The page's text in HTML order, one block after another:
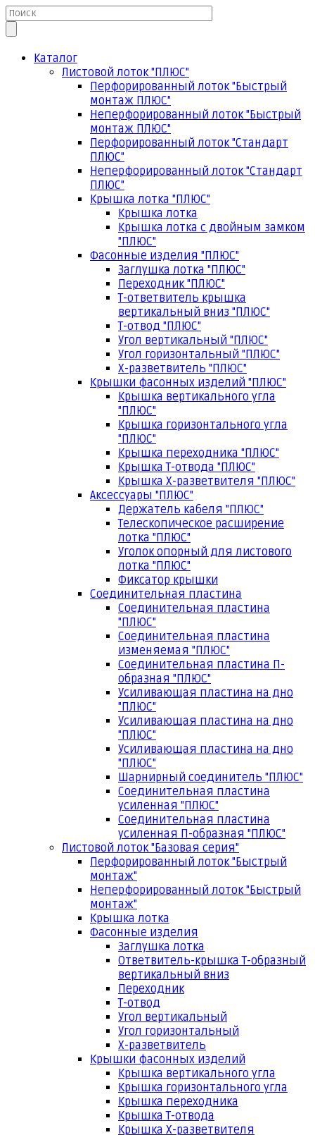
Каталог
Листовой лоток "ПЛЮС"
Перфорированный лоток "Быстрый
монтаж ПЛЮС"
Неперфорированный лоток "Быстрый
монтаж ПЛЮС"
Перфорированный лоток "Стандарт
ПЛЮС"
Неперфорированный лоток "Стандарт
ПЛЮС"
Крышка лотка "ПЛЮС"
Крышка лотка
Крышка лотка с двойным замком
"ПЛЮС"
Фасонные изделия "ПЛЮС"
Заглушка лотка "ПЛЮС"
Переходник "ПЛЮС"
Т-ответвитель крышка
вертикальный вниз "ПЛЮС"
Т-отвод "ПЛЮС"
Угол вертикальный "ПЛЮС"
Угол горизонтальный "ПЛЮС"
Х-разветвитель "ПЛЮС"
Крышки фасонных изделий "ПЛЮС"
Крышка вертикального угла
"ПЛЮС"
Крышка горизонтального угла
"ПЛЮС"
Крышка переходника "ПЛЮС"
Крышка Т-отвода "ПЛЮС"
Крышка Х-разветвителя "ПЛЮС"
Аксессуары "ПЛЮС"
Держатель кабеля "ПЛЮС"
Телескопическое расширение
лотка "ПЛЮС"
Уголок опорный для листового
лотка "ПЛЮС"
Фиксатор крышки
Соединительная пластина
Соединительная пластина
"ПЛЮС"
Соединительная пластина
изменяемая "ПЛЮС"
Соединительная пластина П-
образная "ПЛЮС"
Усиливающая пластина на дно
"ПЛЮС"
Усиливающая пластина на дно
"ПЛЮС"
Усиливающая пластина на дно
"ПЛЮС"
Шарнирный соединитель "ПЛЮС"
Соединительная пластина
усиленная "ПЛЮС"
Соединительная пластина
усиленная П-образная "ПЛЮС"
Листовой лоток "Базовая серия"
Перфорированный лоток "Быстрый
монтаж"
Неперфорированный лоток "Быстрый
монтаж"
Крышка лотка
Фасонные изделия
Заглушка лотка
Ответвитель-крышка Т-образный
вертикальный вниз
Переходник
Т-отвод
Угол вертикальный
Угол горизонтальный
Х-разветвитель
Крышки фасонных изделий
Крышка вертикального угла
Крышка горизонтального угла
Крышка переходника
Крышка Т-отвода
Крышка Х-разветвителя